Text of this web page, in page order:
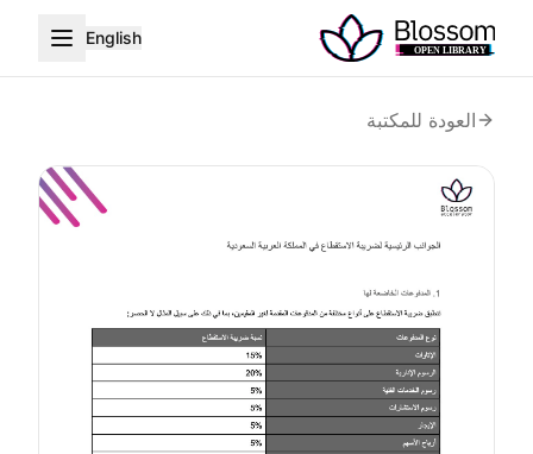
English
العودة للمكتبة